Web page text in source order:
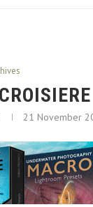
21 November